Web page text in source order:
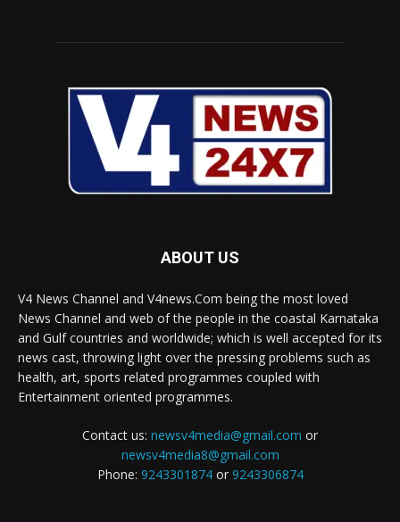
ABOUT US
V4 News Channel and V4news.Com being the most loved
News Channel and web of the people in the coastal Karnataka
and Gulf countries and worldwide; which is well accepted for its
news cast, throwing light over the pressing problems such as
health, art, sports related programmes coupled with
Entertainment oriented programmes.
Contact us: newsv4media@gmail.com or
newsv4media8@gmail.com
Phone: 9243301874or 9243306874